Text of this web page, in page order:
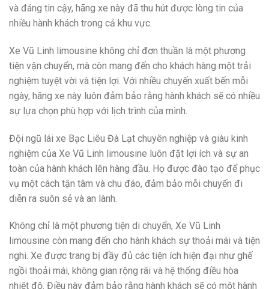
và đáng tin cậy, hãng xe này đã thu hút được lòng tin của
nhiều hành khách trong cả khu vực.
Xe Vũ Linh limousine không chỉ đơn thuần là một phương
tiện vận chuyển, mà còn mang đến cho khách hàng một trải
nghiệm tuyệt vời và tiện lợi. Với nhiều chuyến xuất bến mỗi
ngày, hãng xe này luôn đảm bảo rằng hành khách sẽ có nhiều
sự lựa chọn phù hợp với lịch trình của mình.
Đội ngũ lái xe Bạc Liêu Đà Lạt chuyên nghiệp và giàu kinh
nghiệm của Xe Vũ Linh limousine luôn đặt lợi ích và sự an
toàn của hành khách lên hàng đầu. Họ được đào tạo để phục
vụ một cách tận tâm và chu đáo, đảm bảo mỗi chuyến đi
diễn ra suôn sẻ và an lành.
Không chỉ là một phương tiện di chuyển, Xe Vũ Linh
limousine còn mang đến cho hành khách sự thoải mái và tiện
nghi. Xe được trang bị đầy đủ các tiện ích hiện đại như ghế
ngồi thoải mái, không gian rộng rãi và hệ thống điều hòa
nhiệt độ. Điều này đảm bảo rằng hành khách sẽ có một hành